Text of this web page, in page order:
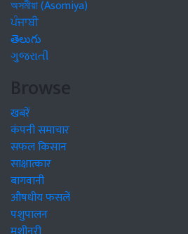
অসমীয়া (Asomiya)
ਪੰਜਾਬੀ
తెలుగు
ગુજરાતી
Browse
खबरें
कंपनी समाचार
सफल किसान
साक्षात्कार
बागवानी
औषधीय फसलें
पशुपालन